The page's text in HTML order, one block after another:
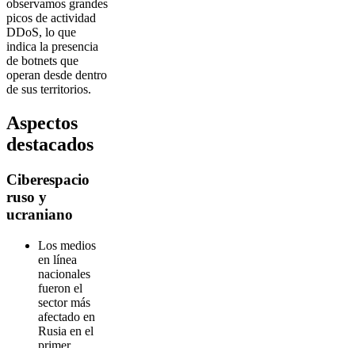
observamos grandes
picos de actividad
DDoS, lo que
indica la presencia
de botnets que
operan desde dentro
de sus territorios.
Aspectos
destacados
Ciberespacio
ruso y
ucraniano
Los medios
en línea
nacionales
fueron el
sector más
afectado en
Rusia en el
primer